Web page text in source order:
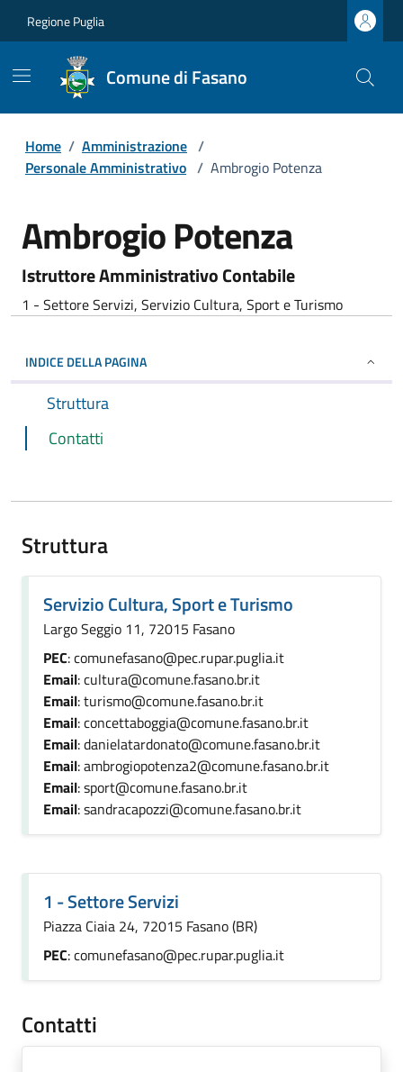
Regione Puglia
Comune di Fasano
Home / Amministrazione /
Personale Amministrativo / Ambrogio Potenza
Ambrogio Potenza
Istruttore Amministrativo Contabile
1 - Settore Servizi, Servizio Cultura, Sport e Turismo
INDICE DELLA PAGINA
Struttura
Contatti
Struttura
Servizio Cultura, Sport e Turismo
Largo Seggio 11, 72015 Fasano
PEC: comunefasano@pec.rupar.puglia.it
Email: cultura@comune.fasano.br.it
Email: turismo@comune.fasano.br.it
Email: concettaboggia@comune.fasano.br.it
Email: danielatardonato@comune.fasano.br.it
Email: ambrogiopotenza2@comune.fasano.br.it
Email: sport@comune.fasano.br.it
Email: sandracapozzi@comune.fasano.br.it
1 - Settore Servizi
Piazza Ciaia 24, 72015 Fasano (BR)
PEC: comunefasano@pec.rupar.puglia.it
Contatti